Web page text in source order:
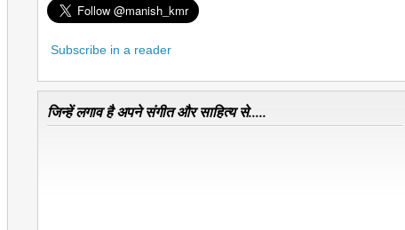
Subscribe in a reader
जिन्हें लगाव है अपने संगीत और साहित्य से.....